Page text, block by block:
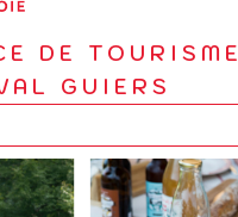
DE TOURISME
GUIERS